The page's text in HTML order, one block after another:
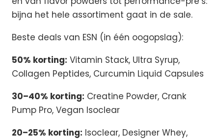
bijna het hele assortiment gaat in de sale.
Beste deals van ESN (in één oogopslag):
50% korting: Vitamin Stack, Ultra Syrup,
Collagen Peptides, Curcumin Liquid Capsules
30–40% korting: Creatine Powder, Crank
Pump Pro, Vegan Isoclear
20–25% korting: Isoclear, Designer Whey,